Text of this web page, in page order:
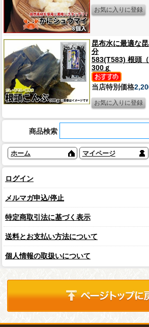
昆布水に最適な
分
583(T583) 根頭
300ｇ
当店特別価格
商品検索
ホーム マイページ
ログイン
メルマガ申込/停止
特定商取引法に基づく表示
送料とお支払い方法について
個人情報の取扱いについて